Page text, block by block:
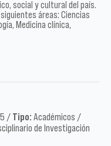
social y cultural del país.
áreas: Ciencias
Medicina clínica,
/ Tipo: Académicos /
de Investigación